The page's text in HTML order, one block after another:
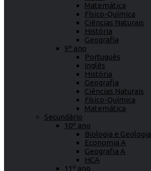
Matemática
Físico-Química
Ciências Naturais
História
Geografia
9º ano
Português
Inglês
História
Geografia
Ciências Naturais
Físico-Química
Matemática
Secundário
10º ano
Biologia e Geologia
Economia A
Geografia A
HCA
11º ano